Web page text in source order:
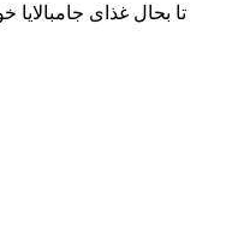
تا بحال غذای جامبالایا